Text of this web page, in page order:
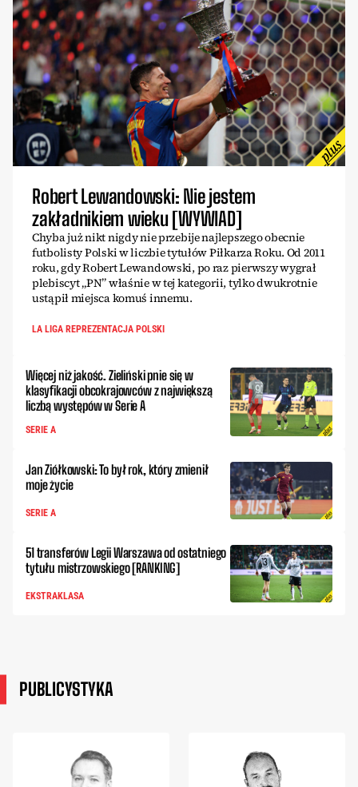
Robert Lewandowski: Nie jestem
zakładnikiem wieku [WYWIAD]
Chyba już nikt nigdy nie przebije najlepszego obecnie
futbolisty Polski w liczbie tytułów Piłkarza Roku. Od 2011
roku, gdy Robert Lewandowski, po raz pierwszy wygrał
plebiscyt „PN” właśnie w tej kategorii, tylko dwukrotnie
ustąpił miejsca komuś innemu.
LA LIGA REPREZENTACJA POLSKI
Więcej niż jakość. Zieliński pnie się w
klasyfikacji obcokrajowców z największą
liczbą występów w Serie A
SERIE A
Jan Ziółkowski: To był rok, który zmienił
moje życie
SERIE A
51 transferów Legii Warszawa od ostatniego
tytułu mistrzowskiego [RANKING]
EKSTRAKLASA
PUBLICYSTYKA